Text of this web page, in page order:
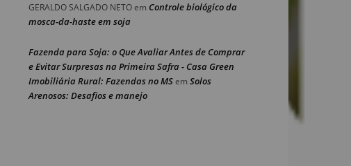
GERALDO SALGADO NETOem Controle biológico da
mosca-da-haste em soja
Fazenda para Soja: o Que Avaliar Antes de Comprar
e Evitar Surpresas na Primeira Safra - Casa Green
Imobiliária Rural: Fazendas no MSem Solos
Arenosos: Desafios e manejo